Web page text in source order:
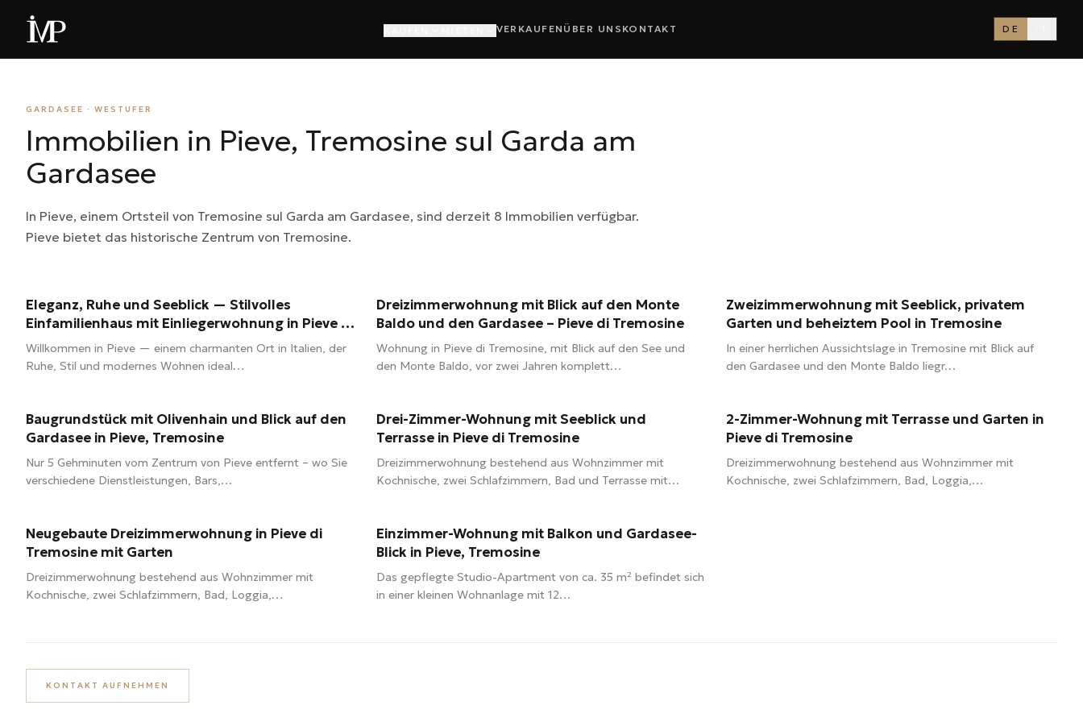
VERKAUFEN ÜBER UNS KONTAKT DE
GARDASEE · WESTUFER
Immobilien in Pieve, Tremosine sul Garda am
Gardasee
In Pieve, einem Ortsteil von Tremosine sul Garda am Gardasee, sind derzeit 8 Immobilien verfügbar.
Pieve bietet das historische Zentrum von Tremosine.
580.000 €
Eleganz, Ruhe und Seeblick — Stilvolles
Einfamilienhaus mit Einliegerwohnung in Pieve di
Tremosine
Willkommen in Pieve — einem charmanten Ort in Italien, der
Ruhe, Stil und modernes Wohnen ideal…
220.000 €
Dreizimmerwohnung mit Blick auf den Monte
Baldo und den Gardasee – Pieve di Tremosine
Wohnung in Pieve di Tremosine, mit Blick auf den See und
den Monte Baldo, vor zwei Jahren komplett…
220.000 €
Zweizimmerwohnung mit Seeblick, privatem
Garten und beheiztem Pool in Tremosine
In einer herrlichen Aussichtslage in Tremosine mit Blick auf
den Gardasee und den Monte Baldo liegr…
250.000 €
1100 m²
Baugrundstück mit Olivenhain und Blick auf den
Gardasee in Pieve, Tremosine
Nur 5 Gehminuten vom Zentrum von Pieve entfernt – wo Sie
verschiedene Dienstleistungen, Bars,…
360.000 €
75 m² 3 Zimmer 1 Bad
Drei-Zimmer-Wohnung mit Seeblick und
Terrasse in Pieve di Tremosine
Dreizimmerwohnung bestehend aus Wohnzimmer mit
Kochnische, zwei Schlafzimmern, Bad und Terrasse mit…
255.000 €
58 m² 3 Zimmer 1 Bad
2-Zimmer-Wohnung mit Terrasse und Garten in
Pieve di Tremosine
Dreizimmerwohnung bestehend aus Wohnzimmer mit
Kochnische, zwei Schlafzimmern, Bad, Loggia,…
285.000 €
65 m² 3 Zimmer 1 Bad
Neugebaute Dreizimmerwohnung in Pieve di
Tremosine mit Garten
Dreizimmerwohnung bestehend aus Wohnzimmer mit
Kochnische, zwei Schlafzimmern, Bad, Loggia,…
78.000 €
38 m² 1 Zimmer 1 Bad
Einzimmer-Wohnung mit Balkon und Gardasee-
Blick in Pieve, Tremosine
Das gepflegte Studio-Apartment von ca. 35 m² befindet sich
in einer kleinen Wohnanlage mit 12…
KONTAKT AUFNEHMEN